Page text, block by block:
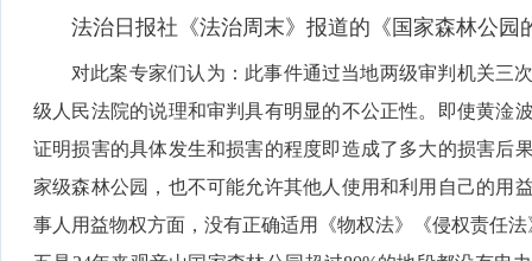
法治日报社《法治周末》报道的《国家森林公园
对此案专家们认为：此事件通过当地两级审判机关三
级人民法院的说理和审判具有明显的不公正性。即使黄淦
证明损害的具体发生和损害的程度即造成了多大的损害后
家级森林公园，也不可能允许其他人使用和利用自己的用
事人用益物权方面，没有正确适用《物权法》《侵权责任